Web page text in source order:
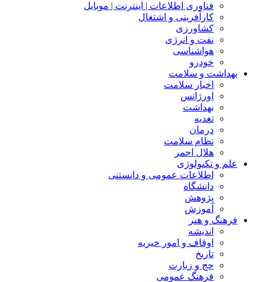
فناوری اطلاعات | اینترنت | موبایل
کارآفرینی و اشتغال
کشاورزی
نفت و انرژی
هواشناسی
خودرو
بهداشت و سلامت
اخبار سلامت
اورژانس
بهداشت
تغدیه
درمان
نظام سلامت
هلال احمر
علم و تکنولوژی
اطلاعات عمومی و دانستنی
دانشگاه
پژوهش
آموزش
فرهنگ و هنر
اندیشه
اوقاف و امور خیریه
تاریخ
حج و زیارت
فرهنگ عمومی